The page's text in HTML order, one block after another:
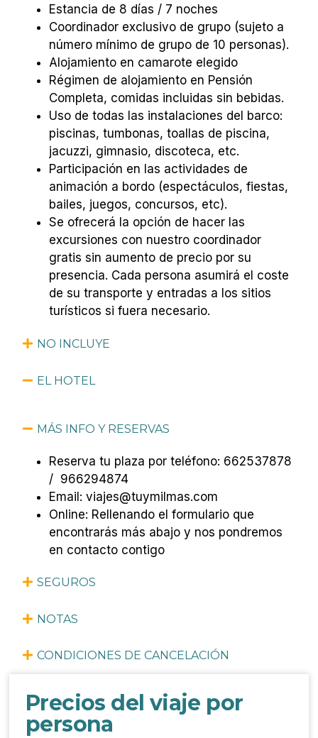
Estancia de 8 días / 7 noches
Coordinador exclusivo de grupo (sujeto a
número mínimo de grupo de 10 personas).
Alojamiento en camarote elegido
Régimen de alojamiento en Pensión
Completa, comidas incluidas sin bebidas.
Uso de todas las instalaciones del barco:
piscinas, tumbonas, toallas de piscina,
jacuzzi, gimnasio, discoteca, etc.
Participación en las actividades de
animación a bordo (espectáculos, fiestas,
bailes, juegos, concursos, etc).
Se ofrecerá la opción de hacer las
excursiones con nuestro coordinador
gratis sin aumento de precio por su
presencia. Cada persona asumirá el coste
de su transporte y entradas a los sitios
turísticos si fuera necesario.
NO INCLUYE
EL HOTEL
MÁS INFO Y RESERVAS
Reserva tu plaza por teléfono: 662537878
/ 966294874
Email: viajes@tuymilmas.com
Online: Rellenando el formulario que
encontrarás más abajo y nos pondremos
en contacto contigo
SEGUROS
NOTAS
CONDICIONES DE CANCELACIÓN
Precios del viaje por
persona